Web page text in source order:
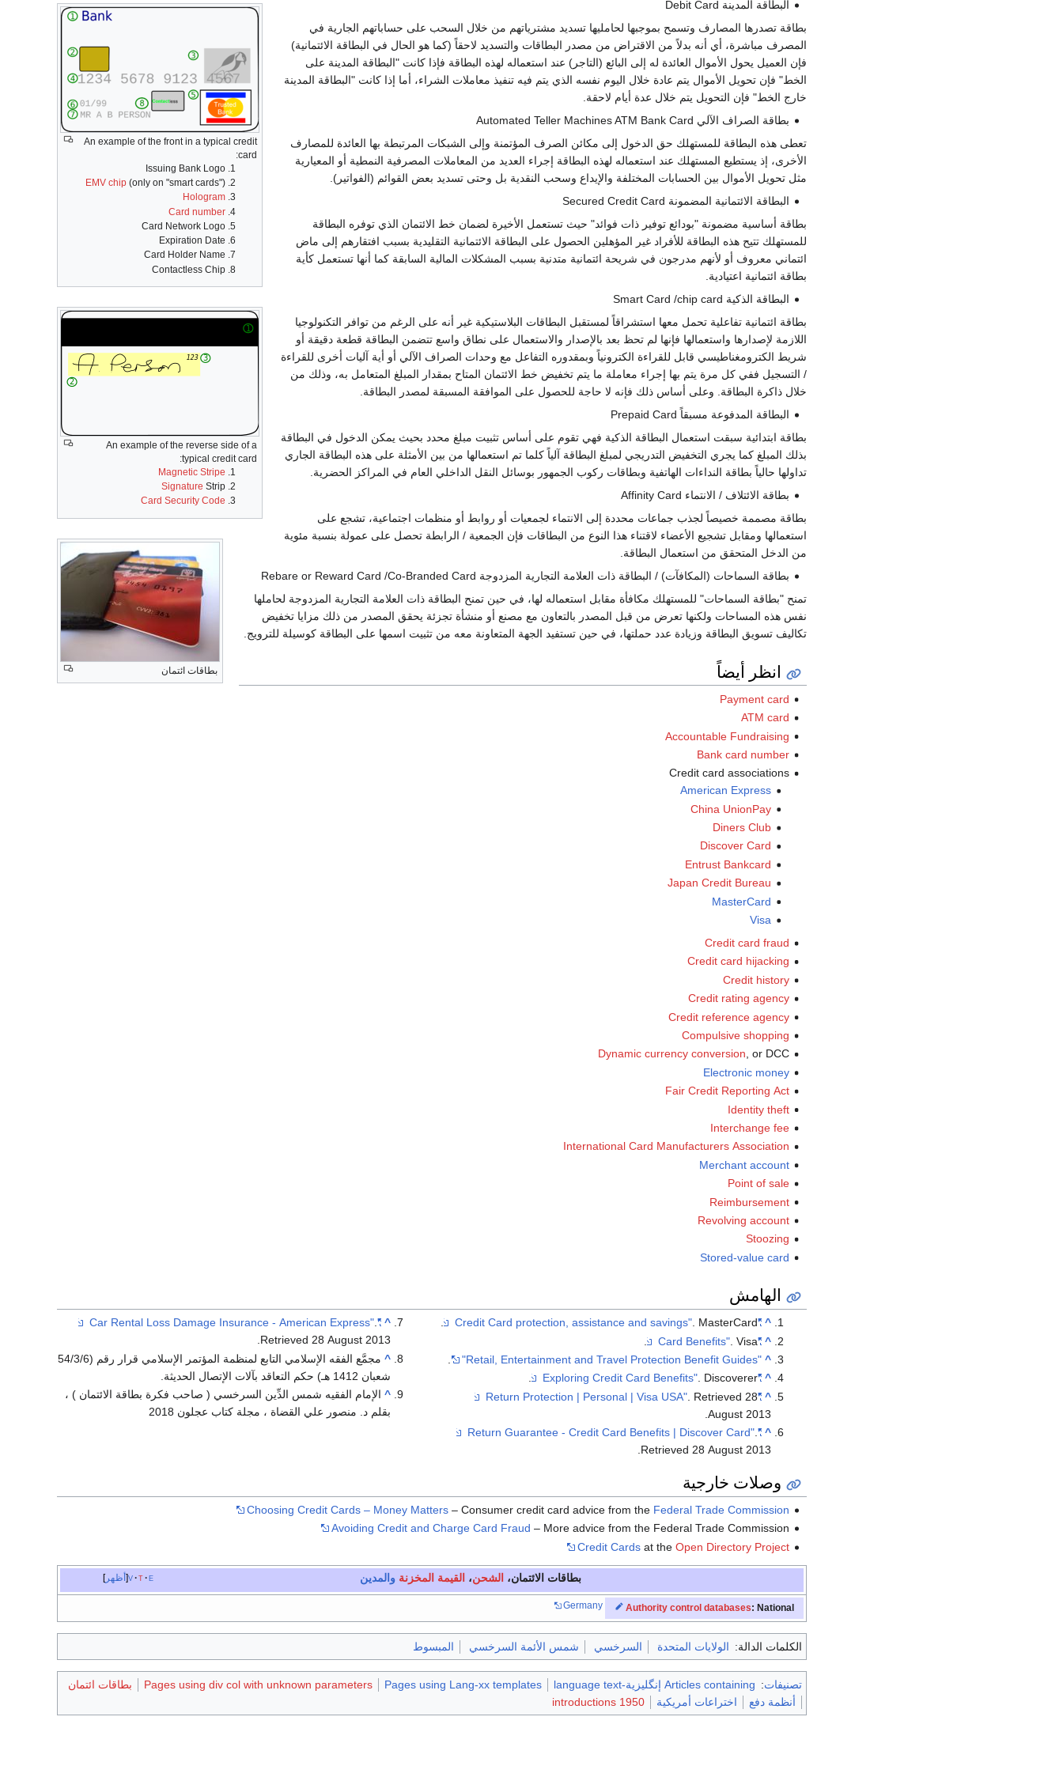
An example of the front in a typical credit
card:
Issuing Bank Logo
EMV chip (only on "smart cards")
Hologram
Card number
Card Network Logo
Expiration Date
Card Holder Name
Contactless Chip
An example of the reverse side of a
typical credit card:
Magnetic Stripe
Signature Strip
Card Security Code
بطاقات ائتمان
البطاقة المدينة Debit Card
بطاقة تصدرها المصارف وتسمح بموجبها لحامليها تسديد مشترياتهم من خلال السحب على حساباتهم الجارية في
المصرف مباشرة، أي أنه بدلاً من الاقتراض من مصدر البطاقات والتسديد لاحقاً (كما هو الحال في البطاقة الائتمانية)
فإن العميل يحول الأموال العائدة له إلى البائع (التاجر) عند استعماله لهذه البطاقة فإذا كانت "البطاقة المدينة على
الخط" فإن تحويل الأموال يتم عادة خلال اليوم نفسه الذي يتم فيه تنفيذ معاملات الشراء، أما إذا كانت "البطاقة المدينة
خارج الخط" فإن التحويل يتم خلال عدة أيام لاحقة.
بطاقة الصراف الآلي Automated Teller Machines ATM Bank Card
تعطى هذه البطاقة للمستهلك حق الدخول إلى مكائن الصرف المؤتمنة وإلى الشبكات المرتبطة بها العائدة للمصارف
الأخرى، إذ يستطيع المستهلك عند استعماله لهذه البطاقة إجراء العديد من المعاملات المصرفية النمطية أو المعيارية
مثل تحويل الأموال بين الحسابات المختلفة والإيداع وسحب النقدية بل وحتى تسديد بعض القوائم (الفواتير).
البطاقة الائتمانية المضمونة Secured Credit Card
بطاقة أساسية مضمونة "بودائع توفير ذات فوائد" حيث تستعمل الأخيرة لضمان خط الائتمان الذي توفره البطاقة
للمستهلك تتيح هذه البطاقة للأفراد غير المؤهلين الحصول على البطاقة الائتمانية التقليدية بسبب افتقارهم إلى ماض
ائتماني معروف أو لأنهم مدرجون في شريحة ائتمانية متدنية بسبب المشكلات المالية السابقة كما أنها تستعمل كأية
بطاقة ائتمانية اعتيادية.
البطاقة الذكية Smart Card /chip card
بطاقة ائتمانية تفاعلية تحمل معها استشراقاً لمستقبل البطاقات البلاستيكية غير أنه على الرغم من توافر التكنولوجيا
اللازمة لإصدارها واستعمالها فإنها لم تحظ بعد بالإصدار والاستعمال على نطاق واسع تتضمن البطاقة قطعة دقيقة أو
شريط الكترومغناطيسي قابل للقراءة الكترونياً وبمقدوره التفاعل مع وحدات الصراف الآلي أو أية آليات أخرى للقراءة
/ التسجيل ففي كل مرة يتم بها إجراء معاملة ما يتم تخفيض خط الائتمان المتاح بمقدار المبلغ المتعامل به، وذلك من
خلال ذاكرة البطاقة. وعلى أساس ذلك فإنه لا حاجة للحصول على الموافقة المسبقة لمصدر البطاقة.
البطاقة المدفوعة مسبقاً Prepaid Card
بطاقة ابتدائية سبقت استعمال البطاقة الذكية فهي تقوم على أساس تثبيت مبلغ محدد بحيث يمكن الدخول في البطاقة
بذلك المبلغ كما يجري التخفيض التدريجي لمبلغ البطاقة آلياً كلما تم استعمالها من بين الأمثلة على هذه البطاقة الجاري
تداولها حالياً بطاقة النداءات الهاتفية وبطاقات ركوب الجمهور بوسائل النقل الداخلي العام في المراكز الحضرية.
بطاقة الائتلاف / الانتماء Affinity Card
بطاقة مصممة خصيصاً لجذب جماعات محددة إلى الانتماء لجمعيات أو روابط أو منظمات اجتماعية، تشجع على
استعمالها ومقابل تشجيع الأعضاء لاقتناء هذا النوع من البطاقات فإن الجمعية / الرابطة تحصل على عمولة بنسبة مئوية
من الدخل المتحقق من استعمال البطاقة.
بطاقة السماحات (المكافآت) / البطاقة ذات العلامة التجارية المزدوجة Rebare or Reward Card /Co-Branded Card
تمنح "بطاقة السماحات" للمستهلك مكافأة مقابل استعماله لها، في حين تمنح البطاقة ذات العلامة التجارية المزدوجة لحاملها
نفس هذه المساحات ولكنها تعرض من قبل المصدر بالتعاون مع مصنع أو منشأة تجزئة يحقق المصدر من ذلك مزايا تخفيض
تكاليف تسويق البطاقة وزيادة عدد حملتها، في حين تستفيد الجهة المتعاونة معه من تثبيت اسمها على البطاقة كوسيلة للترويج.
انظر أيضاً
Payment card
ATM card
Accountable Fundraising
Bank card number
Credit card associations
American Express
China UnionPay
Diners Club
Discover Card
Entrust Bankcard
Japan Credit Bureau
MasterCard
Visa
Credit card fraud
Credit card hijacking
Credit history
Credit rating agency
Credit reference agency
Compulsive shopping
Dynamic currency conversion, or DCC
Electronic money
Fair Credit Reporting Act
Identity theft
Interchange fee
International Card Manufacturers Association
Merchant account
Point of sale
Reimbursement
Revolving account
Stoozing
Stored-value card
الهامش
^
"Credit Card protection, assistance and savings"
. MasterCard.
^
"Card Benefits"
. Visa.
^
"Retail, Entertainment and Travel Protection Benefit Guides"
^
"Exploring Credit Card Benefits"
. Discoverer.
^
"Return Protection | Personal | Visa USA"
. Retrieved 28
August 2013
.
^
"Return Guarantee - Credit Card Benefits | Discover Card"
.
Retrieved 28 August 2013
^
"Car Rental Loss Damage Insurance - American Express"
.
Retrieved28 August 2013
.
^
مجمَّع الفقه الإسلامي التابع لمنظمة المؤتمر الإسلامي قرار رقم (54/3/6
شعبان 1412 هـ) حكم التعاقد بآلات الإتصال الحديثة.
^ الإمام الفقيه شمس الدِّين السرخسي ( صاحب فكرة بطاقة الائتمان ) ،
بقلم د. منصور علي القضاة ، مجلة كتاب عجلون 2018
وصلات خارجية
Choosing Credit Cards – Money Matters– Consumer credit card advice from the Federal Trade Commission
Avoiding Credit and Charge Card Fraud – More advice from the Federal Trade Commission
Credit Cardsat the Open Directory Project
أظهر v t e بطاقات الائتمان، الشحن، القيمة المخزنة والمدين
Authority control databases: National
Germany
الكلمات الدالة: الولايات المتحدة السرخسي شمس الأئمة السرخسي المبسوط
تصنيفات: Articles containing إنگليزية-language text Pages using Lang-xx templates
Pages using div col with unknown parameters
بطاقات ائتمان
أنظمة دفع
اختراعات أمريكية 1950 introductions